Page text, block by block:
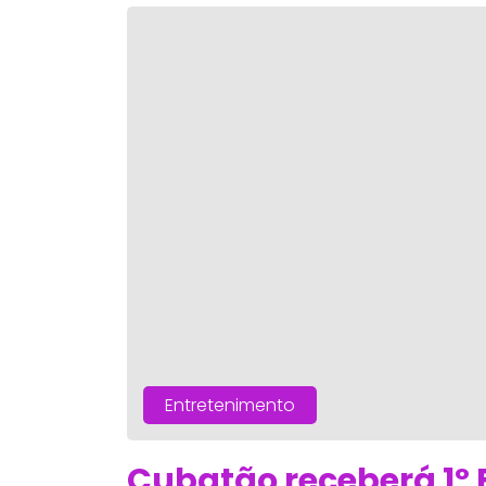
Entretenimento